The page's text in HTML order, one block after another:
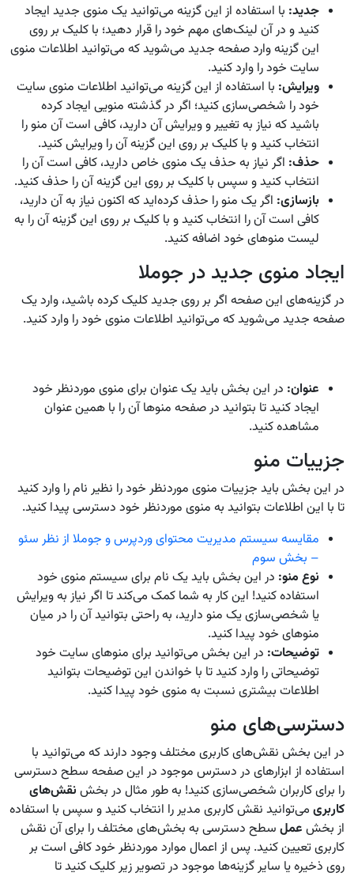
جدید: با استفاده از این گزینه می‌توانید یک منوی جدید ایجاد
کنید و در آن لینک‌های مهم خود را قرار دهید؛ با کلیک بر روی
این گزینه وارد صفحه جدید می‌شوید که می‌توانید اطلاعات منوی
سایت خود را وارد کنید.
ویرایش: با استفاده از این گزینه می‌توانید اطلاعات منوی سایت
خود را شخصی‌سازی کنید؛ اگر در گذشته منویی ایجاد کرده
باشید که نیاز به تغییر و ویرایش آن دارید، کافی است آن منو را
انتخاب کنید و با کلیک بر روی این گزینه آن را ویرایش کنید.
حذف: اگر نیاز به حذف یک منوی خاص دارید، کافی است آن را
انتخاب کنید و سپس با کلیک بر روی این گزینه آن را حذف کنید.
بازسازی: اگر یک منو را حذف کرده‌اید که اکنون نیاز به آن دارید،
کافی است آن را انتخاب کنید و با کلیک بر روی این گزینه آن را به
لیست منوهای خود اضافه کنید.
ایجاد منوی جدید در جوملا
در گزینه‌های این صفحه اگر بر روی جدید کلیک کرده باشید، وارد یک
صفحه جدید می‌شوید که می‌توانید اطلاعات منوی خود را وارد کنید.
عنوان: در این بخش باید یک عنوان برای منوی موردنظر خود
ایجاد کنید تا بتوانید در صفحه منوها آن را با همین عنوان
مشاهده کنید.
جزییات منو
در این بخش باید جزییات منوی موردنظر خود را نظیر نام را وارد کنید
تا با این اطلاعات بتوانید به منوی موردنظر خود دسترسی پیدا کنید.
مقایسه سیستم مدیریت محتوای وردپرس و جوملا از نظر سئو
– بخش سوم
نوع منو: در این بخش باید یک نام برای سیستم منوی خود
استفاده کنید! این کار به شما کمک می‌کند تا اگر نیاز به ویرایش
یا شخصی‌سازی یک منو دارید، به راحتی بتوانید آن را در میان
منوهای خود پیدا کنید.
توضیحات: در این بخش می‌توانید برای منوهای سایت خود
توضیحاتی را وارد کنید تا با خواندن این توضیحات بتوانید
اطلاعات بیشتری نسبت به منوی خود پیدا کنید.
دسترسی‌های منو
در این بخش نقش‌های کاربری مختلف وجود دارند که می‌توانید با
استفاده از ابزارهای در دسترس موجود در این صفحه سطح دسترسی
را برای کاربران شخصی‌سازی کنید! به طور مثال در بخش نقش‌های
کاربری می‌توانید نقش کاربری مدیر را انتخاب کنید و سپس با استفاده
از بخش عمل سطح دسترسی به بخش‌های مختلف را برای آن نقش
کاربری تعیین کنید. پس از اعمال موارد موردنظر خود کافی است بر
روی ذخیره یا سایر گزینه‌ها موجود در تصویر زیر کلیک کنید تا